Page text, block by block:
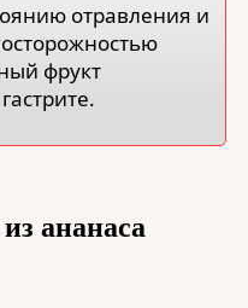
отравления и
фрукт
ананаса